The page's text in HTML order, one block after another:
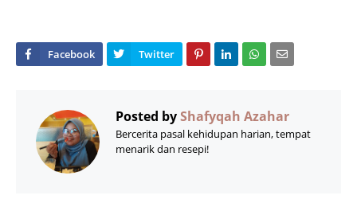
Posted byShafyqah Azahar
Bercerita pasal kehidupan harian, tempat
menarik dan resepi!